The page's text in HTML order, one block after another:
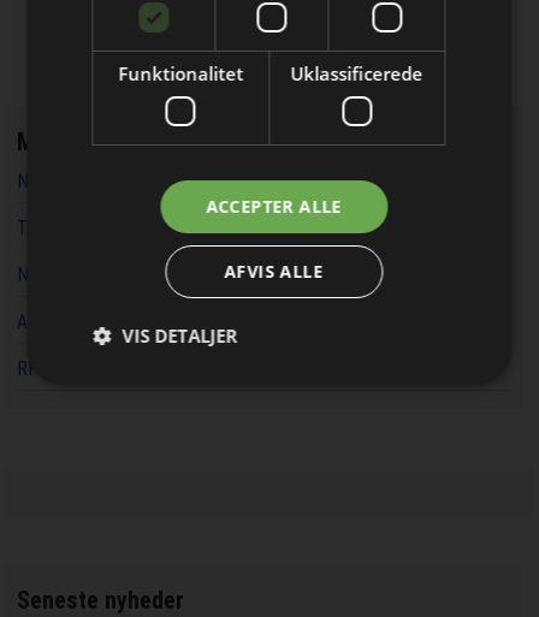
Jeg modtager allerede
nyhedsbrevet
NIS2, CRA, RED-DA, IEC 62443, ETSI
303 645, UL2900
Mest læste
Norsk specialist i kabelløsninger har åbnet i Danmark
Trådløs og batteridreven højttaler med unikt koncept
Ny eBook med fokus på design med Arduino UNO Q boardet
AC-DC forsyninger udvides med digital styringsfunktion
RF-testsystemer til kostfølsomme applikationer
Seneste nyheder
Funktionalitet Uklassificerede
ACCEPTER ALLE
AFVIS ALLE
VIS DETALJER